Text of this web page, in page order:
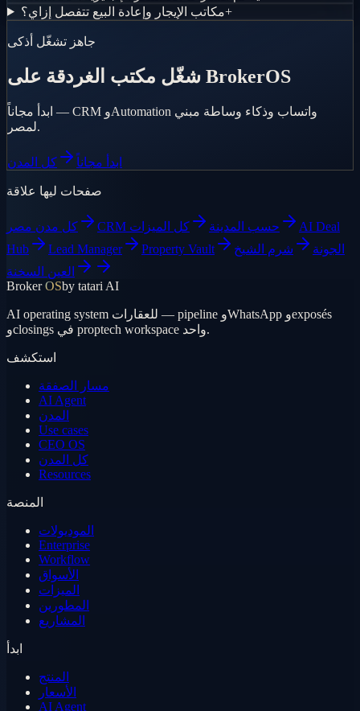
مكاتب الإيجار وإعادة البيع تتفصل إزاي؟+
جاهز تشغّل أذكى
شغّل مكتب الغردقة على BrokerOS
ابدأ مجاناً — CRM وAutomation واتساب وذكاء وساطة مبني
لمصر.
ابدأ مجاناً كل المدن
صفحات ليها علاقة
كل مدن مصر CRM حسب المدينة كل الميزات
AI Deal
Hub
Lead Manager Property Vault الجونة
شرم الشيخ
العين السخنة
BrokerOSby tatari AI
AI operating system للعقارات — pipeline وWhatsApp وexposés
وclosings في proptech workspace واحد.
استكشف
مسار الصفقة
AI Agent
المدن
Use cases
CEO OS
كل المدن
Resources
المنصة
الموديولات
Enterprise
Workflow
الأسواق
الميزات
المطورين
المشاريع
ابدأ
المنتج
الأسعار
AI Agent